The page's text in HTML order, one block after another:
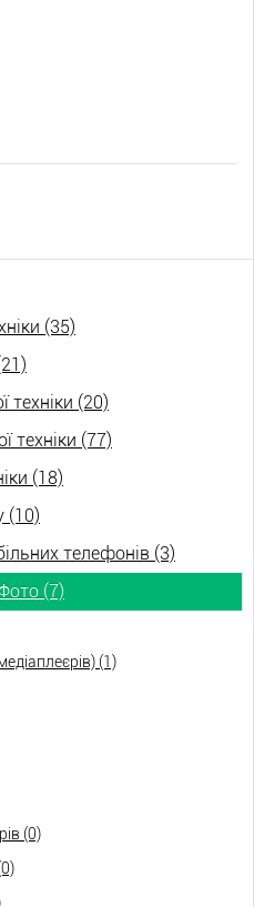
(35)
техніки (20)
техніки (77)
(18)
(10)
телефонів (3)
(7)
(1)
(0)